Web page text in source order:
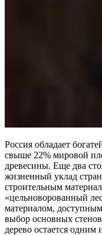
Россия обладает
свыше 22% мировой
древесины. Еще два
жизненный уклад
строительным
«цельноворованный
материалом,
выбор основных
дерево остается